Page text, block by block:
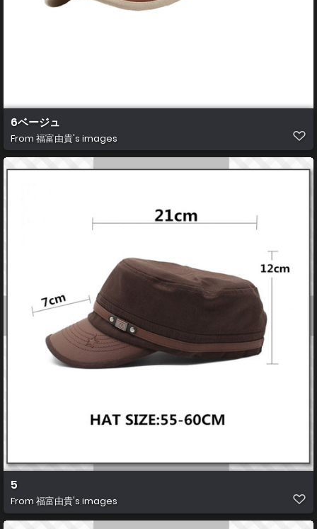
6ベージュ
From 福富由貴's images
5
From 福富由貴's images